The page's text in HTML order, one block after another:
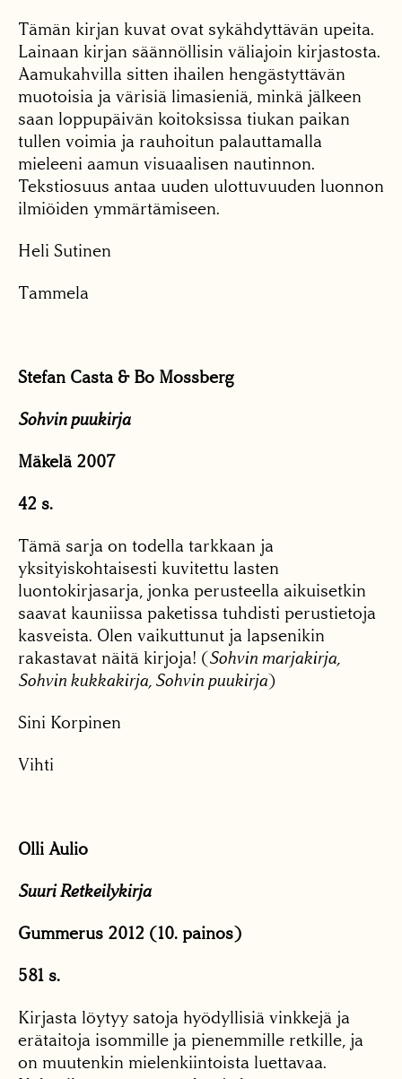
Tämän kirjan kuvat ovat sykähdyttävän upeita.
Lainaan kirjan säännöllisin väliajoin kirjastosta.
Aamukahvilla sitten ihailen hengästyttävän
muotoisia ja värisiä limasieniä, minkä jälkeen
saan loppupäivän koitoksissa tiukan paikan
tullen voimia ja rauhoitun palauttamalla
mieleeni aamun visuaalisen nautinnon.
Tekstiosuus antaa uuden ulottuvuuden luonnon
ilmiöiden ymmärtämiseen.
Heli Sutinen
Tammela
Stefan Casta & Bo Mossberg
Sohvin puukirja
Mäkelä 2007
42 s.
Tämä sarja on todella tarkkaan ja
yksityiskohtaisesti kuvitettu lasten
luontokirjasarja, jonka perusteella aikuisetkin
saavat kauniissa paketissa tuhdisti perustietoja
kasveista. Olen vaikuttunut ja lapsenikin
rakastavat näitä kirjoja! (Sohvin marjakirja,
Sohvin kukkakirja, Sohvin puukirja)
Sini Korpinen
Vihti
Olli Aulio
Suuri Retkeilykirja
Gummerus 2012 (10. painos)
581 s.
Kirjasta löytyy satoja hyödyllisiä vinkkejä ja
erätaitoja isommille ja pienemmille retkille, ja
on muutenkin mielenkiintoista luettavaa.